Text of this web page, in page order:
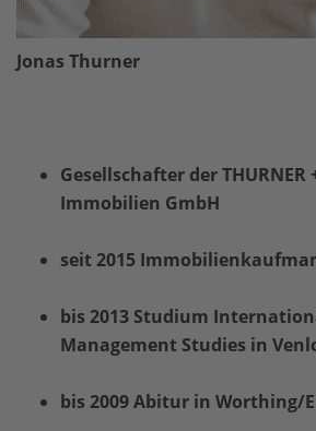
Jonas Thurner
Gesellschafter der THURNER
Immobilien GmbH
seit 2015
bis 2013 Studium
Management Studies in
bis 2009 Abitur in Worthing/